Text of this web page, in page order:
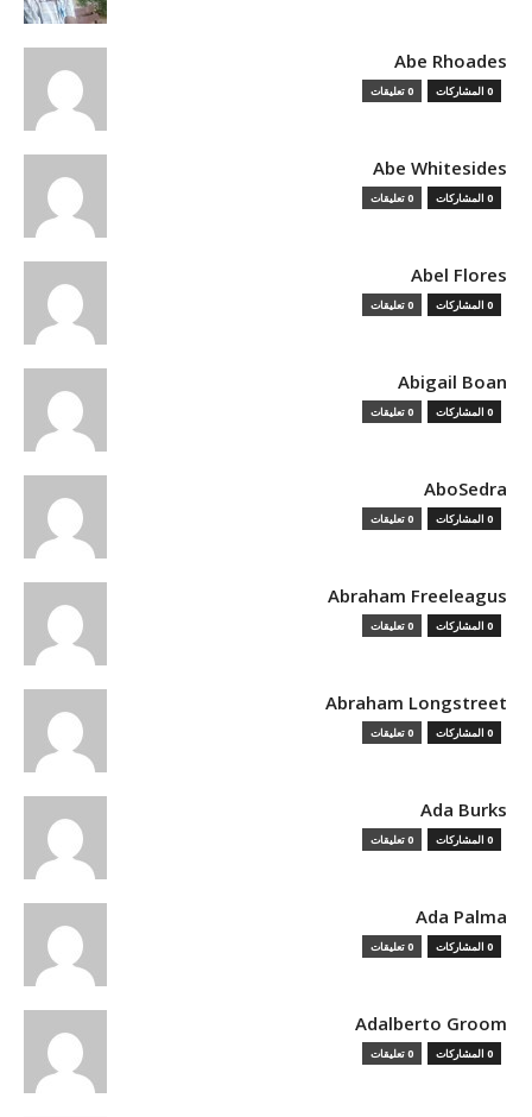
Abe Rhoades
0 المشاركات 0 تعليقات
Abe Whitesides
0 المشاركات 0 تعليقات
Abel Flores
0 المشاركات 0 تعليقات
Abigail Boan
0 المشاركات 0 تعليقات
AboSedra
0 المشاركات 0 تعليقات
Abraham Freeleagus
0 المشاركات 0 تعليقات
Abraham Longstreet
0 المشاركات 0 تعليقات
Ada Burks
0 المشاركات 0 تعليقات
Ada Palma
0 المشاركات 0 تعليقات
Adalberto Groom
0 المشاركات 0 تعليقات